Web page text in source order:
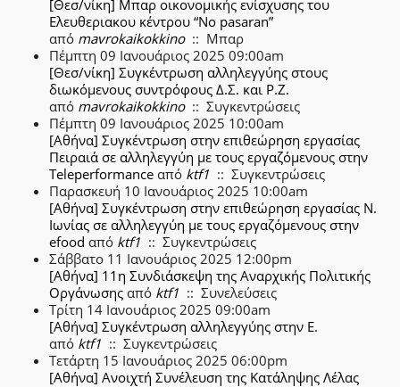
[Θεσ/νίκη] Μπαρ οικονομικής ενίσχυσης του
Ελευθεριακου κέντρου “No pasaran”
από mavrokaikokkino:: Μπαρ
Πέμπτη 09 Ιανουάριος 2025 09:00am
[Θεσ/νίκη] Συγκέντρωση αλληλεγγύης στους
διωκόμενους συντρόφους Δ.Σ. και Ρ.Ζ.
από mavrokaikokkino:: Συγκεντρώσεις
Πέμπτη 09 Ιανουάριος 2025 10:00am
[Αθήνα] Συγκέντρωση στην επιθεώρηση εργασίας
Πειραιά σε αλληλεγγύη με τους εργαζόμενους στην
Teleperformance από ktf1 :: Συγκεντρώσεις
Παρασκευή 10 Ιανουάριος 2025 10:00am
[Αθήνα] Συγκέντρωση στην επιθεώρηση εργασίας Ν.
Ιωνίας σε αλληλεγγύη με τους εργαζόμενους στην
efood από ktf1 :: Συγκεντρώσεις
Σάββατο 11 Ιανουάριος 2025 12:00pm
[Αθήνα] 11η Συνδιάσκεψη της Αναρχικής Πολιτικής
Οργάνωσης από ktf1 :: Συνελεύσεις
Τρίτη 14 Ιανουάριος 2025 09:00am
[Αθήνα] Συγκέντρωση αλληλεγγύης στην Ε.
από ktf1 :: Συγκεντρώσεις
Τετάρτη 15 Ιανουάριος 2025 06:00pm
[Αθήνα] Ανοιχτή Συνέλευση της Κατάληψης Λέλας